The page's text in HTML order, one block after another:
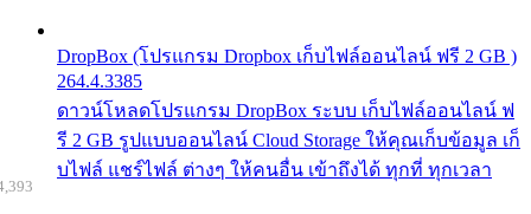
DropBox (โปรแกรม Dropbox เก็บไฟล์ออนไลน์ ฟรี 2 GB )
264.4.3385
ดาวน์โหลดโปรแกรม DropBox ระบบ เก็บไฟล์ออนไลน์ ฟ
รี 2 GB รูปแบบออนไลน์ Cloud Storage ให้คุณเก็บข้อมูล เก็
บไฟล์ แชร์ไฟล์ ต่างๆ ให้คนอื่น เข้าถึงได้ ทุกที่ ทุกเวลา